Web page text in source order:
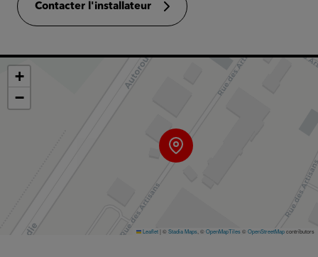
Contacter l'installateur
+
−
Leaflet| ©Stadia Maps , ©OpenMapTiles©OpenStreetMapcontributors